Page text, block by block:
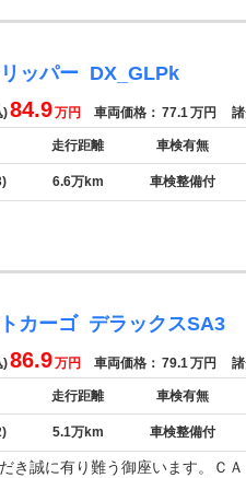
ッパー DX_GLPk
)84.9万円 車両価格： 77.1万円 諸
走行距離 車検有無
6.6万km 車検整備付
カーゴ デラックスSA3
)86.9万円 車両価格： 79.1万円 諸
走行距離 車検有無
5.1万km 車検整備付
き誠に有り難う御座います。ＣＡ